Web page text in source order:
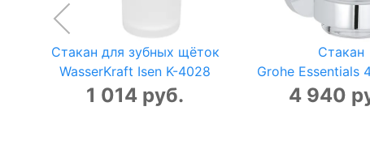
Стакан для зубных щёток
WasserKraft Isen K-4028
1 014 руб.
Стакан
Grohe Essentials
4 940